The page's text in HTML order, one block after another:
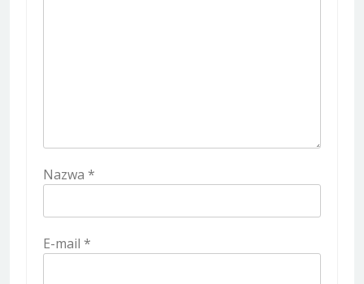
Nazwa *
E-mail *